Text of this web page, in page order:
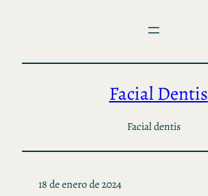
Facial Dentis
Facial dentis
18 de enero de 2024